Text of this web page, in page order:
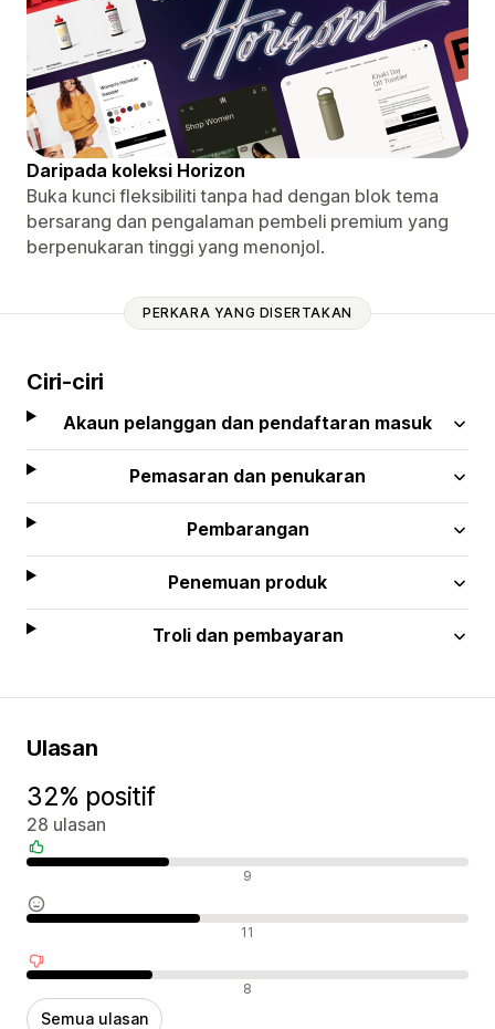
Daripada koleksi Horizon
Buka kunci fleksibiliti tanpa had dengan blok tema
bersarang dan pengalaman pembeli premium yang
berpenukaran tinggi yang menonjol.
PERKARA YANG DISERTAKAN
Ciri-ciri
Akaun pelanggan dan pendaftaran masuk
Pemasaran dan penukaran
Pembarangan
Penemuan produk
Troli dan pembayaran
Ulasan
32% positif
28 ulasan
Ulasan positif 9
Ulasan neutral 11
Ulasan negatif 8
Semua ulasan